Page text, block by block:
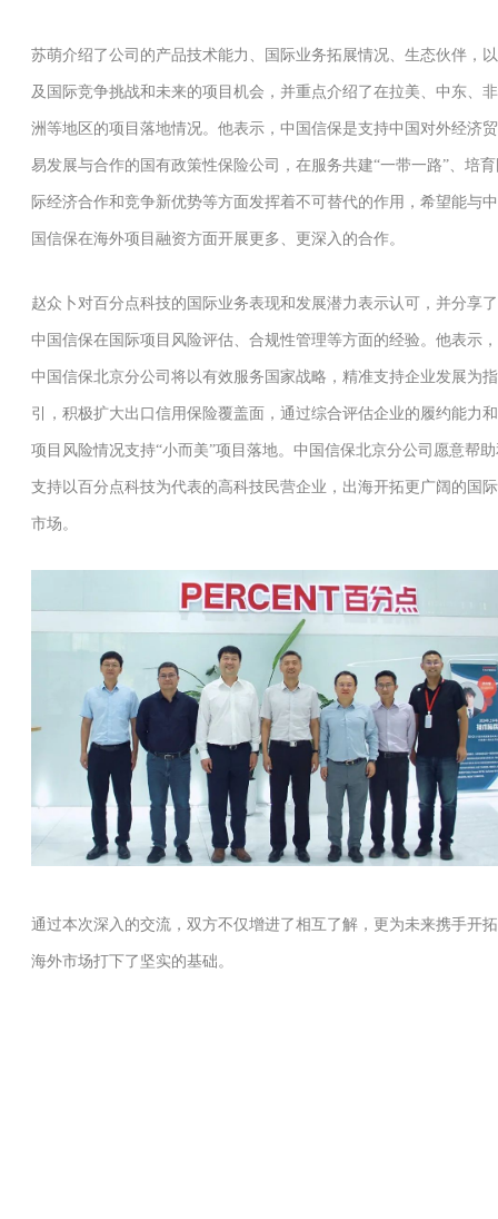
苏萌介绍了公司的产品技术能力、国际业务拓展情况、生态伙伴，以
及国际竞争挑战和未来的项目机会，并重点介绍了在拉美、中东、非
洲等地区的项目落地情况。他表示，中国信保是支持中国对外经济贸
易发展与合作的国有政策性保险公司，在服务共建“一带一路”、培
际经济合作和竞争新优势等方面发挥着不可替代的作用，希望能与中
国信保在海外项目融资方面开展更多、更深入的合作。
赵众卜对百分点科技的国际业务表现和发展潜力表示认可，并分享了
中国信保在国际项目风险评估、合规性管理等方面的经验。他表示，
中国信保北京分公司将以有效服务国家战略，精准支持企业发展为指
引，积极扩大出口信用保险覆盖面，通过综合评估企业的履约能力和
项目风险情况支持“小而美”项目落地。中国信保北京分公司愿意帮
支持以百分点科技为代表的高科技民营企业，出海开拓更广阔的国际
市场。
通过本次深入的交流，双方不仅增进了相互了解，更为未来携手开拓
海外市场打下了坚实的基础。